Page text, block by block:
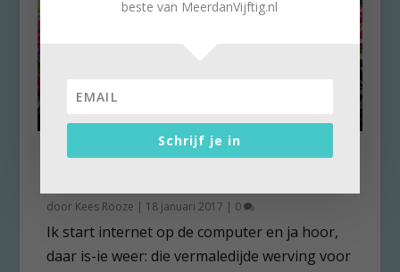
Uitvaartverzekering op
door Kees Rooze | 18 januari 2017 | 0
Ik start internet op de computer en ja hoor,
daar is-ie weer: die vermaledijde werving voor
beste van MeerdanVijftig.nl
Schrijf je in